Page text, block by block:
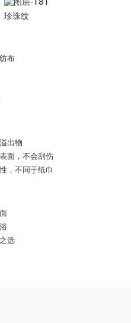
珍珠纹
布
出物
面，不会刮伤
，不同于纸巾
选